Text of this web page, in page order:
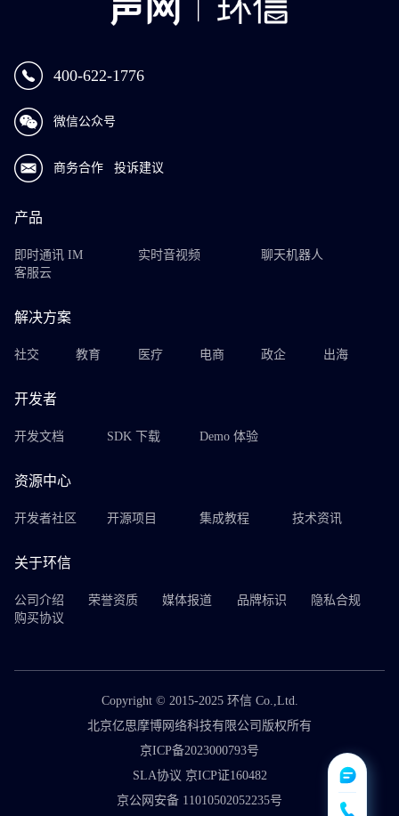
400-622-1776
微信公众号
商务合作 投诉建议
产品
即时通讯 IM 实时音视频
聊天机器人
客服云
解决方案
社交 教育 医疗 电商 政企 出海
开发者
开发文档 SDK 下载 Demo 体验
资源中心
开发者社区 开源项目 集成教程 技术资讯
关于环信
公司介绍 荣誉资质 媒体报道 品牌标识
隐私合规
购买协议
Copyright © 2015-2025 环信 Co.,Ltd.
北京亿思摩博网络科技有限公司版权所有
京ICP备2023000793号
SLA协议 京ICP证160482
京公网安备 11010502052235号